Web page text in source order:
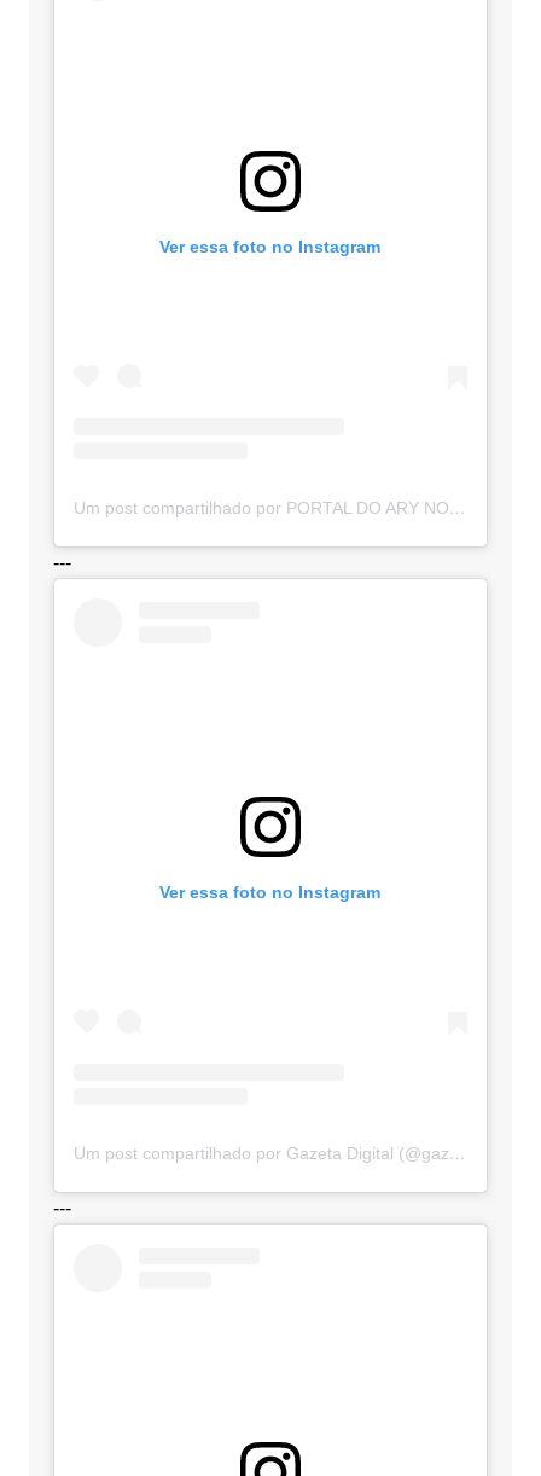
Ver essa foto no Instagram
Um post compartilhado por PORTAL DO ARY NOTÍCIAS (@portaldoarynoticias)
---
Ver essa foto no Instagram
Um post compartilhado por Gazeta Digital (@gazetadigital)
---